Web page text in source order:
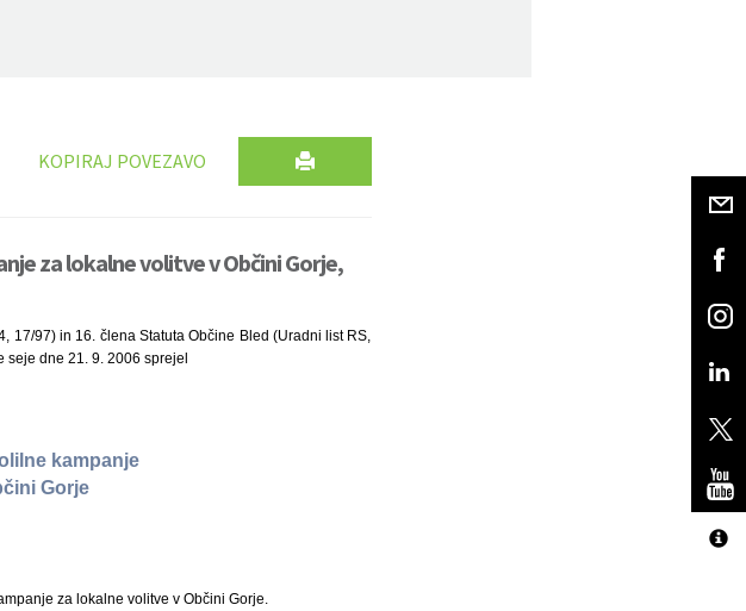
KOPIRAJ POVEZAVO
za lokalne volitve v Občini Gorje,
17/97) in 16. člena Statuta Občine Bled (Uradni list RS,
dne 21. 9. 2006 sprejel
kampanje
Gorje
za lokalne volitve v Občini Gorje.